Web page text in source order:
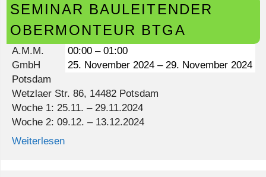
Bauleitender
Obermonteur
BTGA
SEMINAR BAULEITENDER
OBERMONTEUR BTGA
00:00 –01:00
25. November 2024 – 29. November 2024
A.M.M.
GmbH
Potsdam
Wetzlaer Str. 86, 14482 Potsdam
Woche 1: 25.11. – 29.11.2024
Woche 2: 09.12. – 13.12.2024
Weiterlesen